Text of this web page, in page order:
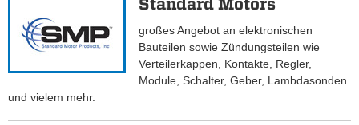
Standard Motors
großes Angebot an elektronischen
Bauteilen sowie Zündungsteilen wie
Verteilerkappen, Kontakte, Regler,
Module, Schalter, Geber, Lambdasonden
und vielem mehr.